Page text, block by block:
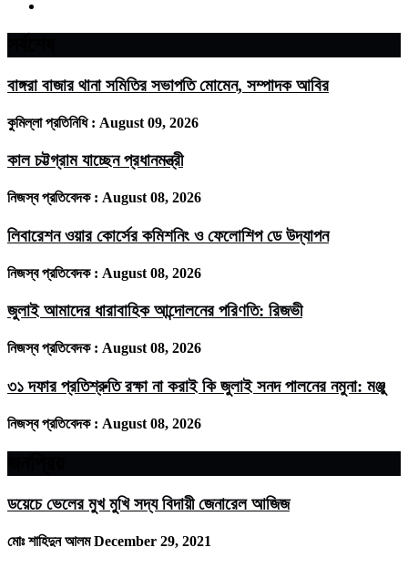
বাঙ্গরা বাজার থানা সমিতির সভাপতি মোমেন, সম্পাদক আবির
কুমিল্লা প্রতিনিধি : August 09, 2026
কাল চট্টগ্রাম যাচ্ছেন প্রধানমন্ত্রী
নিজস্ব প্রতিবেদক : August 08, 2026
লিবারেশন ওয়ার কোর্সের কমিশনিং ও ফেলোশিপ ডে উদ্‌যাপন
নিজস্ব প্রতিবেদক : August 08, 2026
জুলাই আমাদের ধারাবাহিক আন্দোলনের পরিণতি: রিজভী
নিজস্ব প্রতিবেদক : August 08, 2026
৩১ দফার প্রতিশ্রুতি রক্ষা না করাই কি জুলাই সনদ পালনের নমুনা: মঞ্জু
নিজস্ব প্রতিবেদক : August 08, 2026
ডয়েচে ভেলের মুখ মুখি সদ্য বিদায়ী জেনারেল আজিজ
মোঃ শাহিদুন আলমDecember 29, 2021